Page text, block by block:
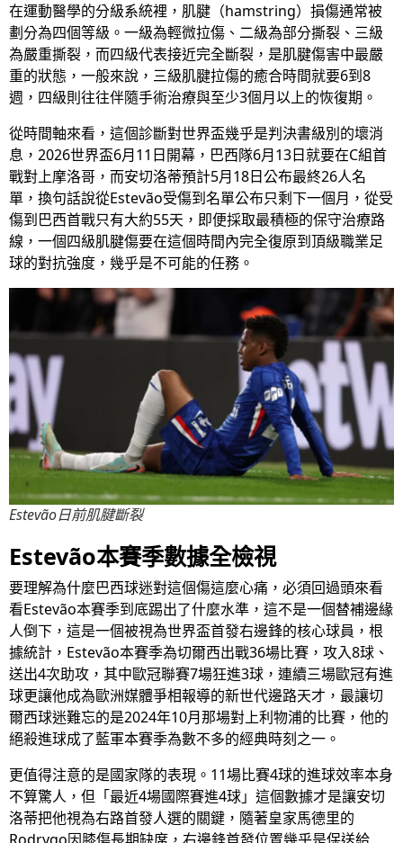
在運動醫學的分級系統裡，肌腱（hamstring）損傷通常被
劃分為四個等級。一級為輕微拉傷、二級為部分撕裂、三級
為嚴重撕裂，而四級代表接近完全斷裂，是肌腱傷害中最嚴
重的狀態，一般來說，三級肌腱拉傷的癒合時間就要6到8
週，四級則往往伴隨手術治療與至少3個月以上的恢復期。
從時間軸來看，這個診斷對世界盃幾乎是判決書級別的壞消
息，2026世界盃6月11日開幕，巴西隊6月13日就要在C組首
戰對上摩洛哥，而安切洛蒂預計5月18日公布最終26人名
單，換句話說從Estevão受傷到名單公布只剩下一個月，從受
傷到巴西首戰只有大約55天，即便採取最積極的保守治療路
線，一個四級肌腱傷要在這個時間內完全復原到頂級職業足
球的對抗強度，幾乎是不可能的任務。
Estevão日前肌腱斷裂
Estevão本賽季數據全檢視
要理解為什麼巴西球迷對這個傷這麼心痛，必須回過頭來看
看Estevão本賽季到底踢出了什麼水準，這不是一個替補邊緣
人倒下，這是一個被視為世界盃首發右邊鋒的核心球員，根
據統計，Estevão本賽季為切爾西出戰36場比賽，攻入8球、
送出4次助攻，其中歐冠聯賽7場狂進3球，連續三場歐冠有進
球更讓他成為歐洲媒體爭相報導的新世代邊路天才，最讓切
爾西球迷難忘的是2024年10月那場對上利物浦的比賽，他的
絕殺進球成了藍軍本賽季為數不多的經典時刻之一。
更值得注意的是國家隊的表現。11場比賽4球的進球效率本身
不算驚人，但「最近4場國際賽進4球」這個數據才是讓安切
洛蒂把他視為右路首發人選的關鍵，隨著皇家馬德里的